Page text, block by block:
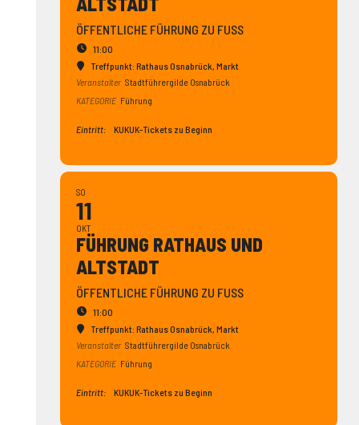
ÖFFENTLICHE FÜHRUNG ZU FUSS
11:00
Treffpunkt: Rathaus Osnabrück, Markt
Veranstalter Stadtführergilde Osnabrück
KATEGORIE Führung
Eintritt: KUKUK-Tickets zu Beginn
SO
11
OKT
FÜHRUNG RATHAUS UND
ALTSTADT
ÖFFENTLICHE FÜHRUNG ZU FUSS
11:00
Treffpunkt: Rathaus Osnabrück, Markt
Veranstalter Stadtführergilde Osnabrück
KATEGORIE Führung
Eintritt: KUKUK-Tickets zu Beginn